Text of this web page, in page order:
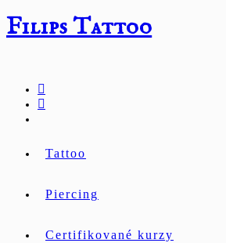
k
obsahu
Filips Tattoo
Tattoo
Piercing
Certifikované kurzy